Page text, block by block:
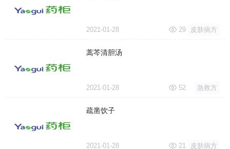
2021-01-28 29 皮肤病方
蒿芩清胆汤
2021-01-28 52 急救方
疏凿饮子
2021-01-28 21 皮肤病方